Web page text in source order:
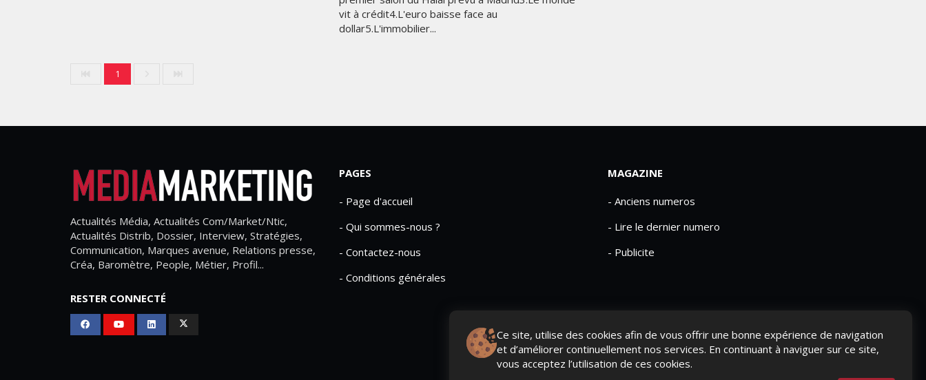
vit à crédit4.L'euro baisse face au
dollar5.L'immobilier...
1
Ce site, utilise des cookies afin de vous offrir une bonne expérience de navigation
et d’améliorer continuellement nos services. En continuant à naviguer sur ce site,
vous acceptez l’utilisation de ces cookies.
Actualités Média, Actualités Com/Market/Ntic,
Actualités Distrib, Dossier, Interview, Stratégies,
Communication, Marques avenue, Relations presse,
Créa, Baromètre, People, Métier, Profil...
RESTER CONNECTÉ
PAGES
- Page d'accueil
- Qui sommes-nous ?
- Contactez-nous
- Conditions générales
MAGAZINE
- Anciens numeros
- Lire le dernier numero
- Publicite